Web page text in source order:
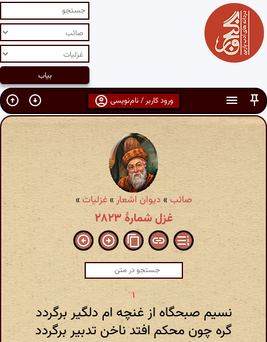
ورود کاربر / نام‌نویسی
صائب »دیوان اشعار»غزلیات»
غزل شمارهٔ ۲۸۲۳
نسیم صبحگاه از غنچه ام دلگیر برگردد
گره چون محکم افتد ناخن تدبیر برگردد